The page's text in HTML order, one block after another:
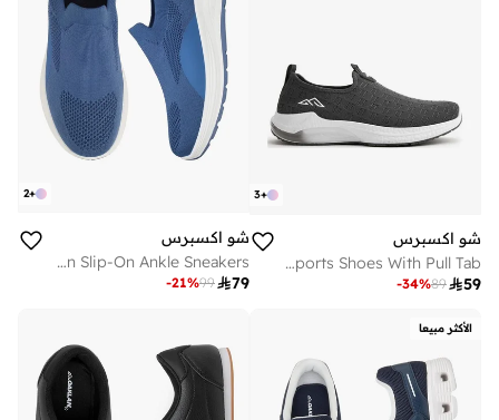
+
3
شو اكسبرس
Textured Slip-On Sports Shoes With Pull Tab
59
89
-34%
+
2
شو اكسبرس
Men Slip-On Ankle Sneakers
79
99
-21%
الأكثر مبيعا